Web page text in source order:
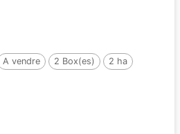
A vendre 2 Box(es) 2 ha